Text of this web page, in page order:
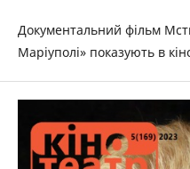
Документальний фільм
Маріуполі» показують в